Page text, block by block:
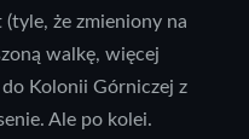
że zmieniony na
walkę, więcej
Kolonii Górniczej z
Ale po kolei.